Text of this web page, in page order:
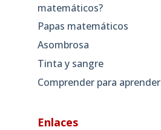
matemáticos?
Papas matemáticos
Asombrosa
Tinta y sangre
Comprender para aprender
Enlaces